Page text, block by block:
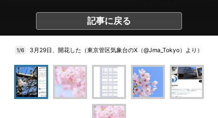
記事に戻る
1/6 3月29日、開花した（東京管区気象台のX（@Jma_Tokyo）より）